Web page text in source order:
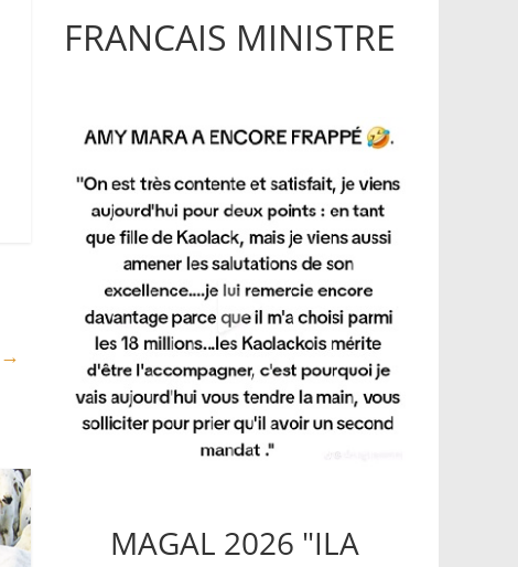
→
FRANCAIS MINISTRE
MAGAL 2026 "ILA